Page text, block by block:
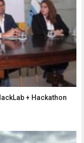
+ Hackathon